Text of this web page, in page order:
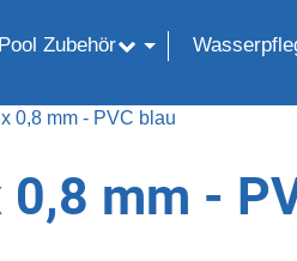
Pool Zubehör
0,8 mm - PVC blau
mm -